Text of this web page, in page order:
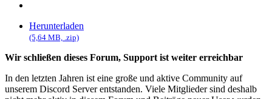
Herunterladen
(5,64 MB, .zip)
Wir schließen dieses Forum, Support ist weiter erreichbar
In den letzten Jahren ist eine große und aktive Community auf
unserem Discord Server entstanden. Viele Mitglieder sind deshalb